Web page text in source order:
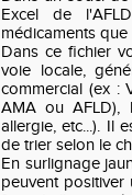
Excel de
médicaments
Dans ce fichier
voie locale,
commercial (ex :
AMA ou AFLD),
allergie, etc...). Il
de trier selon le
En surlignage
peuvent